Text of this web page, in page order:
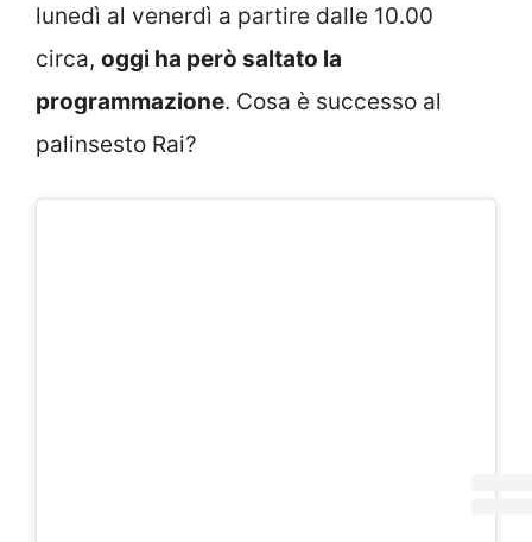
lunedì al venerdì a partire dalle 10.00
circa, oggi ha però saltato la
programmazione. Cosa è successo al
palinsesto Rai?